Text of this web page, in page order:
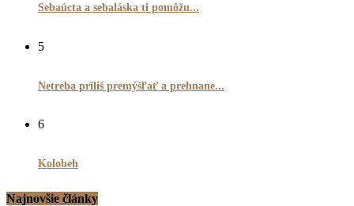
Sebaúcta a sebaláska ti pomôžu...
5
Netreba príliš premýšľať a prehnane...
6
Kolobeh
Najnovšie články